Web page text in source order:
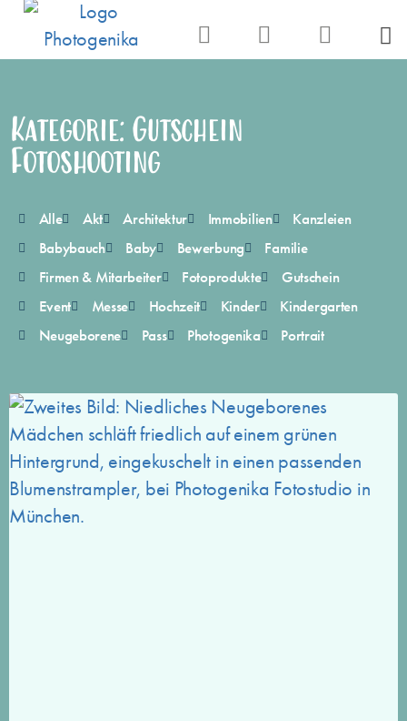
Kategorie: Gutschein
Fotoshooting
Alle Akt Architektur Immobilien
Kanzleien
Babybauch
Baby Bewerbung
Familie
Firmen & Mitarbeiter
Fotoprodukte
Gutschein
Event
Messe Hochzeit Kinder
Kindergarten
Neugeborene
Pass Photogenika Portrait